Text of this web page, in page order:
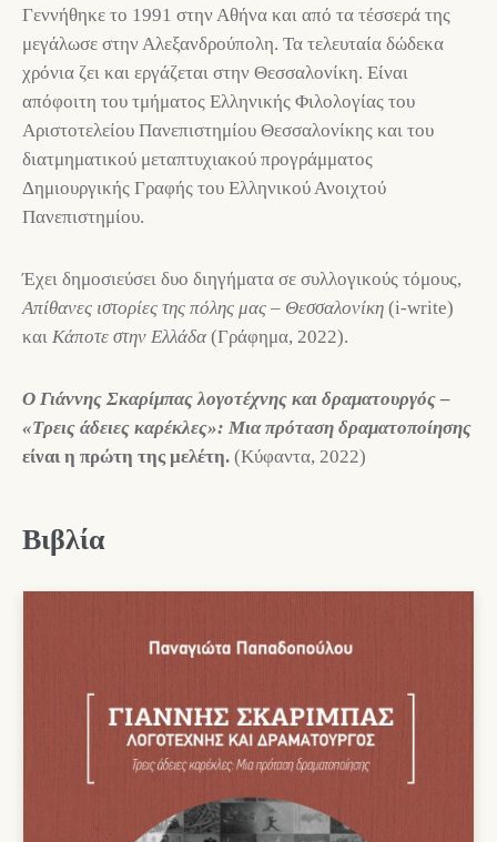
Γεννήθηκε το 1991 στην Αθήνα και από τα τέσσερά της
μεγάλωσε στην Αλεξανδρούπολη. Τα τελευταία δώδεκα
χρόνια ζει και εργάζεται στην Θεσσαλονίκη. Είναι
απόφοιτη του τμήματος Ελληνικής Φιλολογίας του
Αριστοτελείου Πανεπιστημίου Θεσσαλονίκης και του
διατμηματικού μεταπτυχιακού προγράμματος
Δημιουργικής Γραφής του Ελληνικού Ανοιχτού
Πανεπιστημίου.
Έχει δημοσιεύσει δυο διηγήματα σε συλλογικούς τόμους,
Απίθανες ιστορίες της πόλης μας – Θεσσαλονίκη (i-write)
και Κάποτε στην Ελλάδα (Γράφημα, 2022).
Ο Γιάννης Σκαρίμπας λογοτέχνης και δραματουργός –
«Τρεις άδειες καρέκλες»: Μια πρόταση δραματοποίησης
είναι η πρώτη της μελέτη. (Κύφαντα, 2022)
Βιβλία